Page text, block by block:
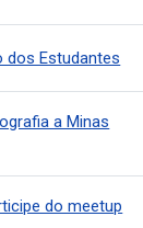
dos Estudantes
a Minas
do meetup